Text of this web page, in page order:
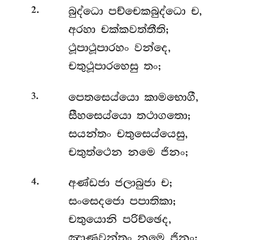
2. බුද්ධො පච්චෙකබුද්ධො ච,
අරහා චක්කවත්තීති;
ථූපාථූපාරහං වන්දෙ,
චතුථූපාරහෙසු තං;
3. පෙතසෙය්යො කාමභොගී,
සීහසෙය්යො තථාගතො;
සයන්තං චතුසෙය්යෙසු,
චතුත්ථෙන නමෙ ජිනං;
4.
අණ්ඩජා ජලාබුජා ච;
සංසෙදජො පපාතිකා;
චතුයොනි පරිච්ඡෙද,